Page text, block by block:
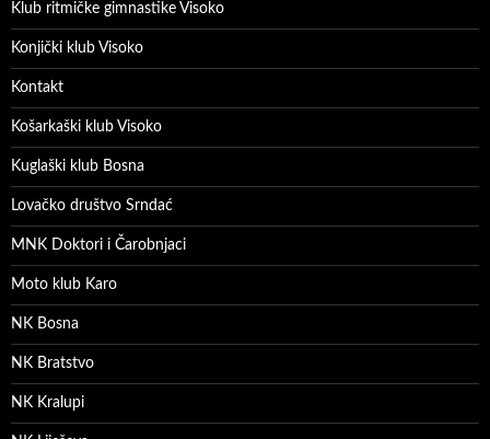
Klub ritmičke gimnastike Visoko
Konjički klub Visoko
Kontakt
Košarkaški klub Visoko
Kuglaški klub Bosna
Lovačko društvo Srndać
MNK Doktori i Čarobnjaci
Moto klub Karo
NK Bosna
NK Bratstvo
NK Kralupi